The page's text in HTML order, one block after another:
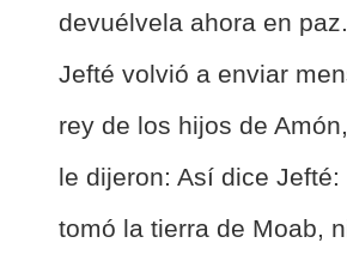
devuélvela ahora en paz.
Jefté volvió a enviar
rey de los hijos de Amón,
le dijeron: Así dice Jefté:
tomó la tierra de Moab,